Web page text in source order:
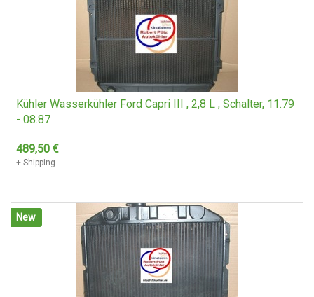
Kühler Wasserkühler Ford Capri III , 2,8 L , Schalter, 11.79
- 08.87
489,50 €
+ Shipping
New